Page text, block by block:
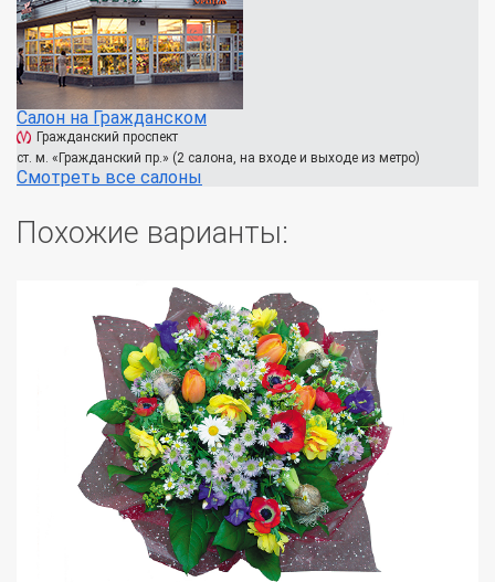
Салон на Гражданском
Гражданский проспект
ст. м. «Гражданский пр.» (2 салона, на входе и выходе из метро)
Смотреть все салоны
Похожие варианты: